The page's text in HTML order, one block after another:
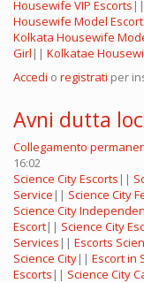
Housewife VIP Escorts ||
Housewife Model
Kolkata Housewife
Girl || Kolkatae
Accedi o registrati per
Avni dutta
Collegamento
16:02
Science City Escorts ||
Service || Science City
Science City
Escort|| Science City
Services || Escorts
Science City|| Escort in
Escorts || Science City